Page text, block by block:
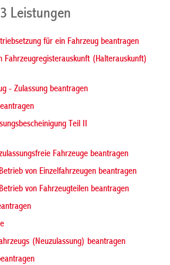
Leistungen
für ein Fahrzeug beantragen
Fahrzeugregisterauskunft (Halterauskunft)
- Zulassung beantragen
Teil II
Fahrzeuge beantragen
von Einzelfahrzeugen beantragen
von Fahrzeugteilen beantragen
(Neuzulassung) beantragen